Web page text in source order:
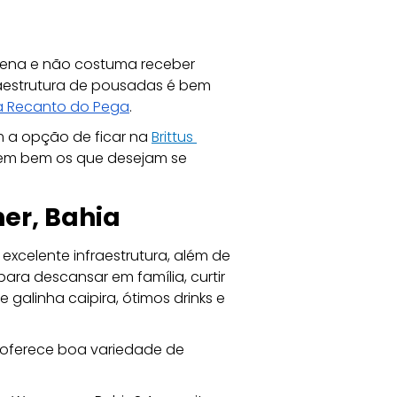
e não costuma receber
de pousadas é bem
Recanto do Pega.
a opção de ficar na Brittus
bem os que desejam se
Bahia
infraestrutura, além de
descansar em família, curtir
caipira, ótimos drinks e
boa variedade de